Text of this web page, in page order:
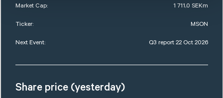
Market Cap: 1 711,0 SEKm
Ticker: MSON
Next Event: Q3 report 22 Oct 2026
Share price (yesterday)